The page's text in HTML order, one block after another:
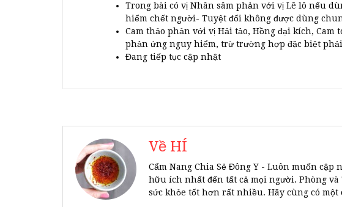
Trong bài có vị Nhân sâm phản với vị Lê lô nếu
hiểm chết người- Tuyệt đối không được dùng
Cam thảo phản với vị Hải tảo, Hồng đại kích, Cam
phản ứng nguy hiểm, trừ trường hợp đặc biệt
Đang tiếp tục cập nhật
Về HÍ
Cẩm Nang Chia Sẻ Đông Y - Luôn muốn
hữu ích nhất đến tất cả mọi người. Phòng
sức khỏe tốt hơn rất nhiều. Hãy cùng có một